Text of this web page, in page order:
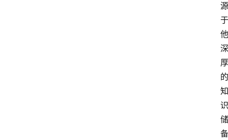
源
于
他
深
厚
的
知
识
储
备